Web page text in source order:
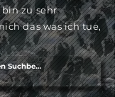
bin zu sehr
das was ich tue,